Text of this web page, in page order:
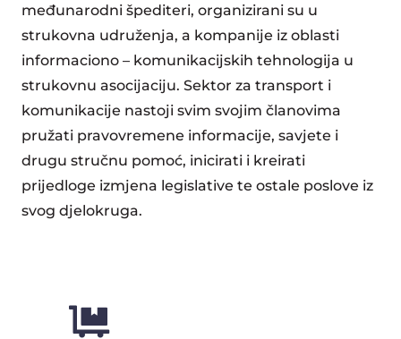
međunarodni špediteri, organizirani su u
strukovna udruženja, a kompanije iz oblasti
informaciono – komunikacijskih tehnologija u
strukovnu asocijaciju. Sektor za transport i
komunikacije nastoji svim svojim članovima
pružati pravovremene informacije, savjete i
drugu stručnu pomoć, inicirati i kreirati
prijedloge izmjena legislative te ostale poslove iz
svog djelokruga.
